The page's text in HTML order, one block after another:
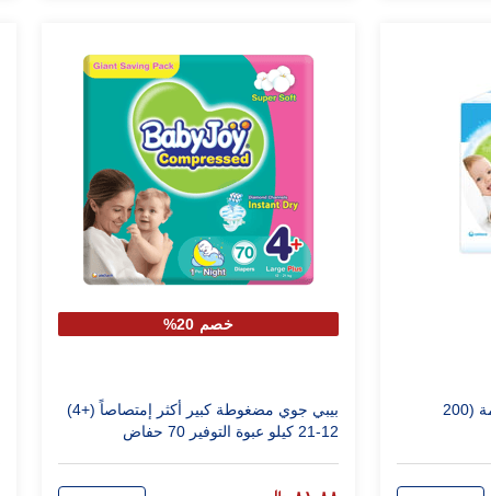
مناديل بيبي جوي العبوة الضخمة (200
خصم 20%
بيبي جوي مضغوطة كبير أكثر إمتصاصاً (+4)
12-21 كيلو عبوة التوفير 70 حفاض